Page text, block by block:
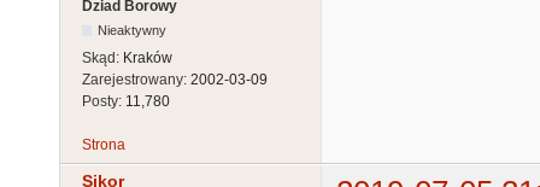
Dziad Borowy
Nieaktywny
Skąd: Kraków
Zarejestrowany: 2002-03-09
Posty: 11,780
Strona
Sikor